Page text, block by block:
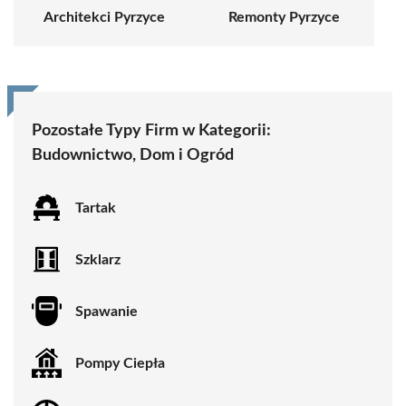
Architekci Pyrzyce Remonty Pyrzyce
Pozostałe Typy Firm w Kategorii:
Budownictwo, Dom i Ogród
Tartak
Szklarz
Spawanie
Pompy Ciepła